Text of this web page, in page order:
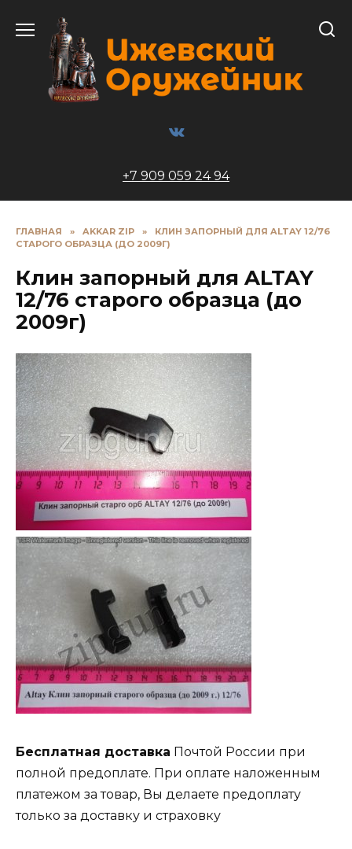
содержанию
+7 909 059 24 94
ГЛАВНАЯ » AKKAR ZIP »
КЛИН ЗАПОРНЫЙ ДЛЯ ALTAY 12/76
СТАРОГО ОБРАЗЦА (ДО 2009Г)
Клин запорный для ALTAY
12/76 старого образца (до
2009г)
Бесплатная доставка Почтой России при
полной предоплате. При оплате наложенным
платежом за товар, Вы делаете предоплату
только за доставку и страховку